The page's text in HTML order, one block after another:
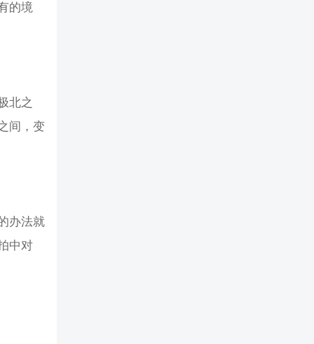
的境
北之
间，变
办法就
中对